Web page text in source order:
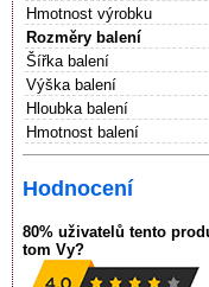
Hmotnost výrobku
Rozměry balení
Šířka balení
Výška balení
Hloubka balení
Hmotnost balení
Hodnocení
80% uživatelů tento
tom Vy?